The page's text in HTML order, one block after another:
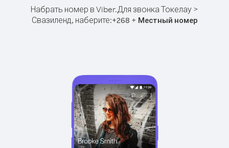
Набрать номер в Viber.Для звонка Токелау >
Свазиленд, наберите:+268 + Местный номер